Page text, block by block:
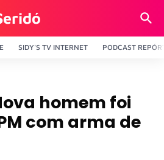
SIDY'S TV INTERNET PODCAST
homem foi
com arma de